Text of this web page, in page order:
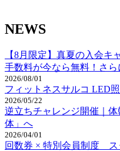
NEWS
【8月限定】真夏の入会キ
手数料が今なら無料！さ
2026/08/01
フィットネスサルコ LED
2026/05/22
逆立ちチャレンジ開催｜
体」へ
2026/04/01
回数券 × 特別会員制度 ス